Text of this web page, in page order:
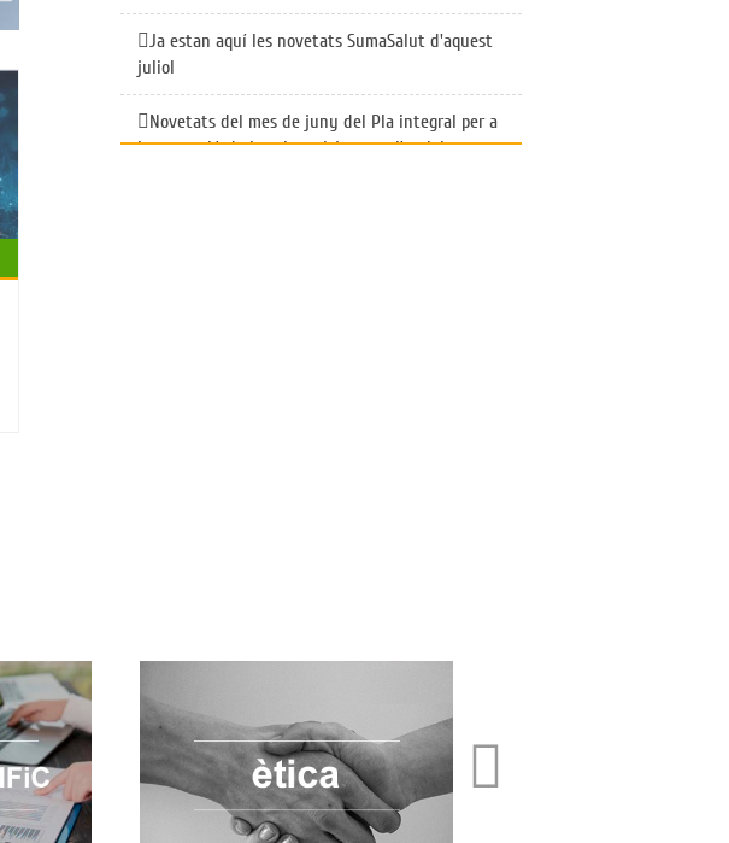
Ja estan aquí les novetats SumaSalut d'aquest
juliol
Novetats del mes de juny del Pla integral per a
la promoció de la salut mitjançant l’activitat